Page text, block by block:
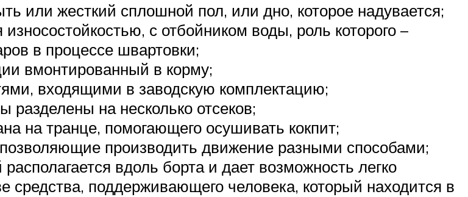
или жесткий сплошной пол, или дно, которое надувается;
с отбойником воды, роль которого –
в процессе швартовки;
вмонтированный в корму;
входящими в заводскую комплектацию;
на несколько отсеков;
на транце, помогающего осушивать кокпит;
производить движение разными способами;
вдоль борта и дает возможность легко
средства, поддерживающего человека, который находится в